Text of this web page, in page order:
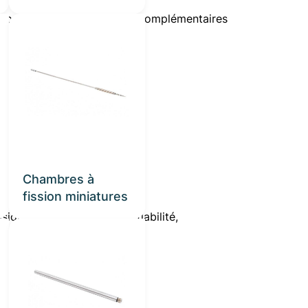
Chambres à
fission miniatures
porté par des expertises complémentaires
de robustesse et de fiabilité,